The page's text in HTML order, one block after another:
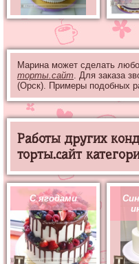
Марина может сделать
торты.сайт. Для заказа
(Орск). Примеры подобных
Работы других
торты.сайт
С ягодами